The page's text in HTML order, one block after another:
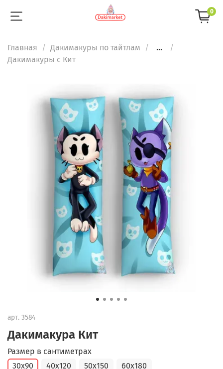
0
Главная Дакимакуры по тайтлам
...
Дакимакуры с Кит
арт. 3584
Дакимакура Кит
Размер в сантиметрах
30x90
40x120 50x150 60x180